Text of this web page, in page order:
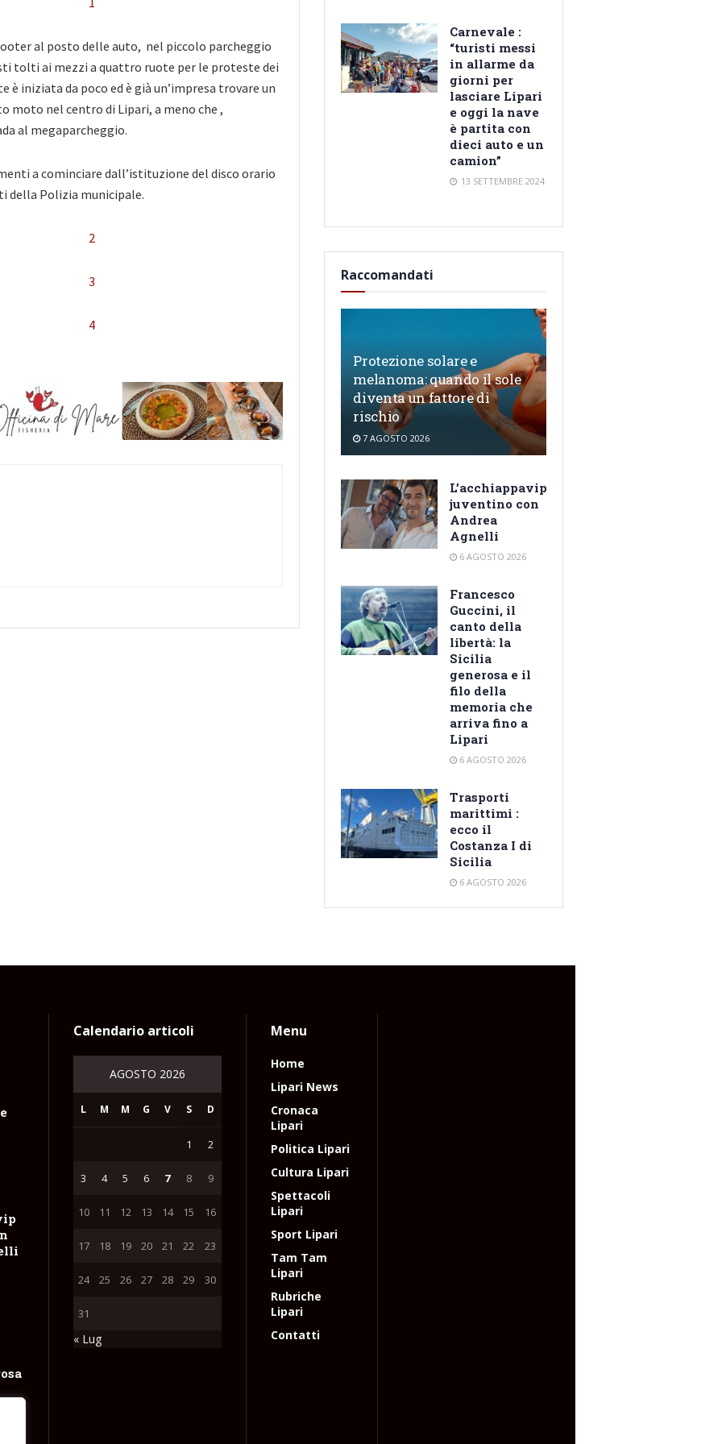
al posto delle auto, nel piccolo parcheggio
tolti ai mezzi a quattro ruote per le proteste dei
è iniziata da poco ed è già un’impresa trovare un
moto nel centro di Lipari, a meno che ,
al megaparcheggio.
a cominciare dall’istituzione del disco orario
della Polizia municipale.
Carnevale :
“turisti messi
in allarme da
giorni per
lasciare Lipari
e oggi la nave
è partita con
dieci auto e un
camion”
13 SETTEMBRE 2024
Raccomandati
Protezione solare e
melanoma: quando il sole
diventa un fattore di
rischio
7 AGOSTO 2026
L’acchiappavip
juventino con
Andrea
Agnelli
6 AGOSTO 2026
Francesco
Guccini, il
canto della
libertà: la
Sicilia
generosa e il
filo della
memoria che
arriva fino a
Lipari
6 AGOSTO 2026
Trasporti
marittimi :
ecco il
Costanza I di
Sicilia
6 AGOSTO 2026
Calendario articoli
AGOSTO 2026
L M M G V S D
1 2
3 4 5 6 7 8 9
10 11 12 13 14 15 16
17 18 19 20 21 22 23
24 25 26 27 28 29 30
31
« Lug
Menu
Home
Lipari News
Cronaca
Lipari
Politica Lipari
Cultura Lipari
Spettacoli
Lipari
Sport Lipari
Tam Tam
Lipari
Rubriche
Lipari
Contatti